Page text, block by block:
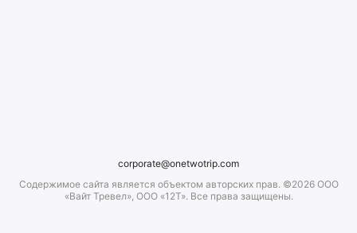
corporate@onetwotrip.com
Содержимое сайта является объектом авторских прав. ©2026 ООО
«Вайт Тревел», ООО «12Т». Все права защищены.